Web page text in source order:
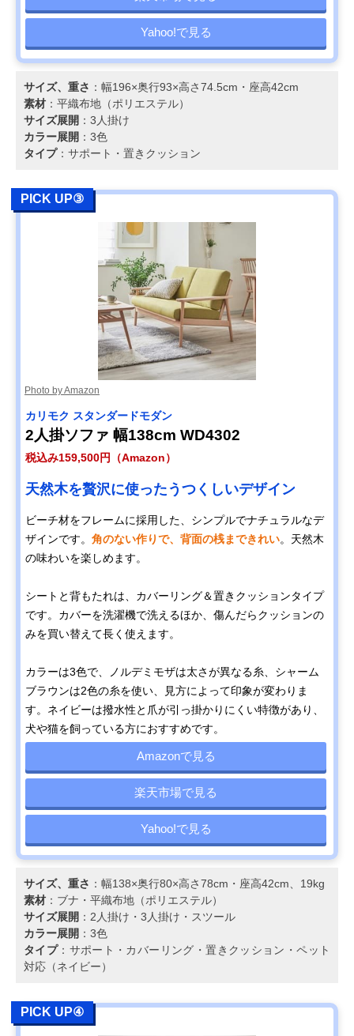
Yahoo!で見る
サイズ、重さ ：幅196×奥行93×高さ74.5cm・座高42cm
素材 ：平織布地（ポリエステル）
サイズ展開 ：3人掛け
カラー展開 ：3色
タイプ：サポート・置きクッション
PICK UP③
Photo by Amazon
カリモク スタンダードモダン
2人掛ソファ 幅138cm WD4302
税込み159,500円（Amazon）
天然木を贅沢に使ったうつくしいデザイン
ビーチ材をフレームに採用した、シンプルでナチュラルなデ
ザインです。 角のない作りで、背面の桟まできれい。天然木
の味わいを楽しめます。
シートと背もたれは、カバーリング＆置きクッションタイプ
です。カバーを洗濯機で洗えるほか、傷んだらクッションの
みを買い替えて長く使えます。
カラーは3色で、ノルデミモザは太さが異なる糸、シャーム
ブラウンは2色の糸を使い、見方によって印象が変わりま
す。ネイビーは撥水性と爪が引っ掛かりにくい特徴があり、
犬や猫を飼っている方におすすめです。
Amazonで見る
楽天市場で見る
Yahoo!で見る
サイズ、重さ ：幅138×奥行80×高さ78cm・座高42cm、19kg
素材 ：ブナ・平織布地（ポリエステル）
サイズ展開 ：2人掛け・3人掛け・スツール
カラー展開 ：3色
タイプ：サポート・カバーリング・置きクッション・ペット
対応（ネイビー）
PICK UP④